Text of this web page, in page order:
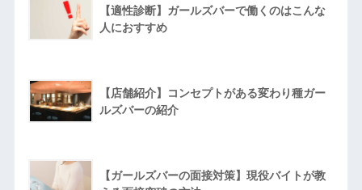
【適性診断】ガールズバーで働くのはこんな
人におすすめ
【店舗紹介】コンセプトがある変わり種ガー
ルズバーの紹介
【ガールズバーの面接対策】現役バイトが教